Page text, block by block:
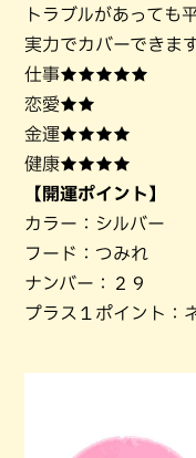
トラブルがあっても
実力でカバーできます
仕事★★★★★
恋愛★★
金運★★★★
健康★★★★
【開運ポイント】
カラー：シルバー
フード：つみれ
ナンバー：２９
プラス１ポイント：